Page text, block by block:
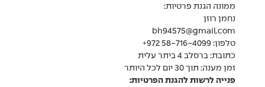
ממונה הגנת פרטיות:
נחמן רוזן
bh94575@gmail.com
טלפון: ⁦+972 58-716-4099⁩
כתובת: ברסלב 4 ביתר עלית
זמן מענה: תוך 30 יום לכל היותר
פנייה לרשות להגנת הפרטיות: